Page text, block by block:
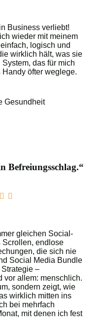
Business verliebt!
wieder mit meinem
logisch und
wirklich hält, was sie
das für mich
öfter weglege.
Gesundheit
Befreiungsschlag.“
gleichen Social-
Scrollen, endlose
die sich nie
Social Media Bundle
–
vor allem: menschlich.
sondern zeigt, wie
wirklich mitten ins
bei mehrfach
mit denen ich fest